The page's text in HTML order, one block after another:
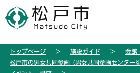
の
ー
このページの本文へ
トップページ 施設ガイド
会館
松戸市の男女共同参画（男女共同参画センターゆ